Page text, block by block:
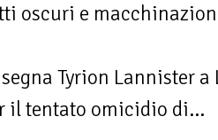
oscuri e
Tyrion Lannister a
il tentato omicidio di...